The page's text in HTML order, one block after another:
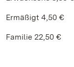
Ermäßigt 4,50 €
Familie 22,50 €